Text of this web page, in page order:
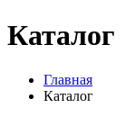
Каталог
Главная
Каталог